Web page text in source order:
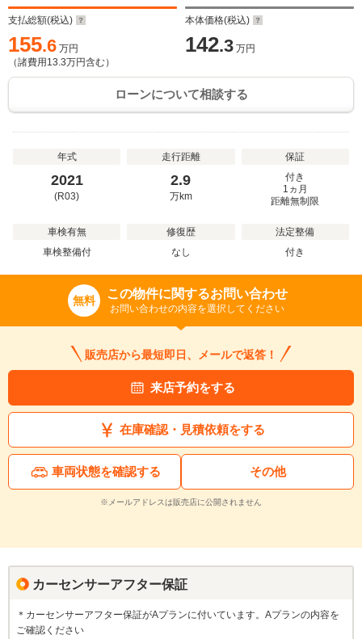
支払総額(税込)
155.6 万円
（諸費用 13.3万円含む）
本体価格(税込)
142.3 万円
ローンについて相談する
年式
2021
(R03)
走行距離
2.9
万km
保証
付き
1ヵ月
距離無制限
車検有無
車検整備付
修復歴
なし
法定整備
付き
無料 この物件に関するお問い合わせ
お問い合わせの内容を選択してください
販売店から最短即日、メールで返答！
来店予約をする
在庫確認・見積依頼をする
車両状態を確認する その他
※メールアドレスは販売店に公開されません
カーセンサーアフター保証
＊カーセンサーアフター保証がAプランに付いています。Aプランの内容を
ご確認ください